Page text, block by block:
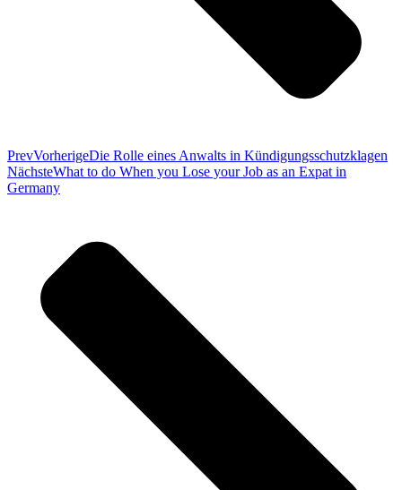
PrevVorherigeDie Rolle eines Anwalts in Kündigungsschutzklagen
NächsteWhat to do When you Lose your Job as an Expat in
Germany